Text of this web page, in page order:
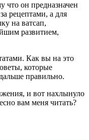
что он предназначен
рецептами, а для
на ватсап,
развитием,
Как вы на это
которые
правильно.
и вот нахлынуло
вам меня читать?